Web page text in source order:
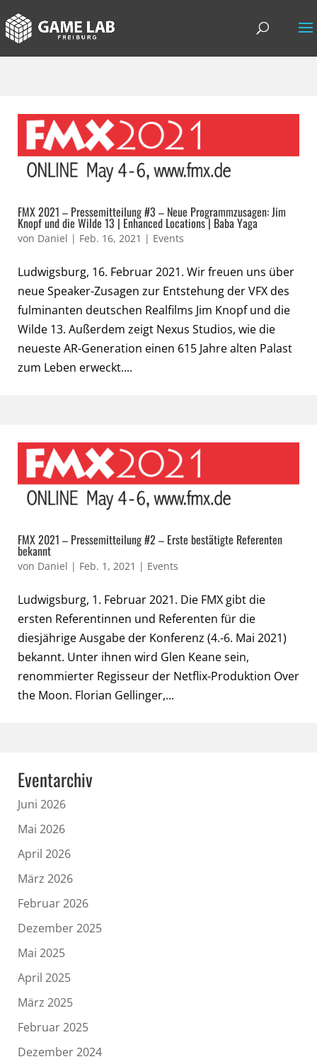
FMX 2021 – Pressemitteilung #3 – Neue Programmzusagen: Jim
Knopf und die Wilde 13 | Enhanced Locations | Baba Yaga
von Daniel | Feb. 16, 2021 | Events
Ludwigsburg, 16. Februar 2021. Wir freuen uns über
neue Speaker-Zusagen zur Entstehung der VFX des
fulminanten deutschen Realfilms Jim Knopf und die
Wilde 13. Außerdem zeigt Nexus Studios, wie die
neueste AR-Generation einen 615 Jahre alten Palast
zum Leben erweckt....
FMX 2021 – Pressemitteilung #2 – Erste bestätigte Referenten
bekannt
von Daniel | Feb. 1, 2021 | Events
Ludwigsburg, 1. Februar 2021. Die FMX gibt die
ersten Referentinnen und Referenten für die
diesjährige Ausgabe der Konferenz (4.-6. Mai 2021)
bekannt. Unter ihnen wird Glen Keane sein,
renommierter Regisseur der Netflix-Produktion Over
the Moon. Florian Gellinger,...
Eventarchiv
Juni 2026
Mai 2026
April 2026
März 2026
Februar 2026
Dezember 2025
Mai 2025
April 2025
März 2025
Februar 2025
Dezember 2024